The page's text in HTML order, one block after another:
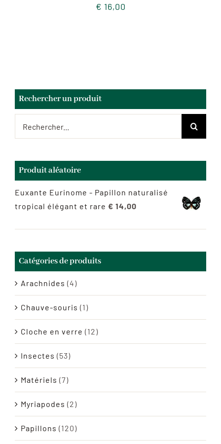
€ 16,00
Rechercher un produit
Produit aléatoire
Euxante Eurinome - Papillon naturalisé
tropical élégant et rare € 14,00
Catégories de produits
Arachnides (4)
Chauve-souris (1)
Cloche en verre (12)
Insectes (53)
Matériels (7)
Myriapodes (2)
Papillons (120)